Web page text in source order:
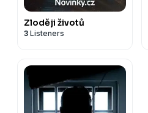
Zloději životů
3 Listeners